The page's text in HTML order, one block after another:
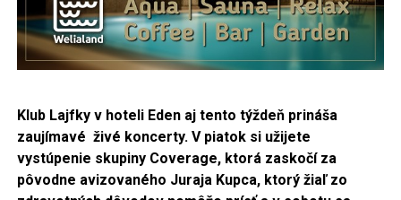
Klub Lajfky v hoteli Eden aj tento týždeň prináša
zaujímavé živé koncerty. V piatok si užijete
vystúpenie skupiny Coverage, ktorá zaskočí za
pôvodne avizovaného Juraja Kupca, ktorý žiaľ zo